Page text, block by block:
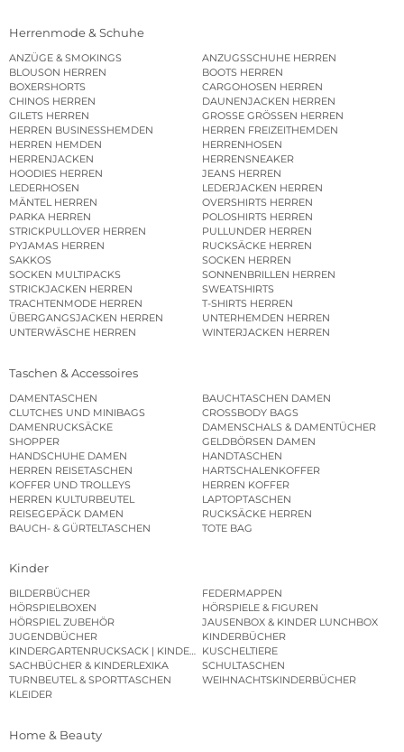
Herrenmode & Schuhe
ANZÜGE & SMOKINGS
ANZUGSSCHUHE HERREN
BLOUSON HERREN
BOOTS HERREN
BOXERSHORTS
CARGOHOSEN HERREN
CHINOS HERREN
DAUNENJACKEN HERREN
GILETS HERREN
GROSSE GRÖSSEN HERREN
HERREN BUSINESSHEMDEN
HERREN FREIZEITHEMDEN
HERREN HEMDEN
HERRENHOSEN
HERRENJACKEN
HERRENSNEAKER
HOODIES HERREN
JEANS HERREN
LEDERHOSEN
LEDERJACKEN HERREN
MÄNTEL HERREN
OVERSHIRTS HERREN
PARKA HERREN
POLOSHIRTS HERREN
STRICKPULLOVER HERREN
PULLUNDER HERREN
PYJAMAS HERREN
RUCKSÄCKE HERREN
SAKKOS
SOCKEN HERREN
SOCKEN MULTIPACKS
SONNENBRILLEN HERREN
STRICKJACKEN HERREN
SWEATSHIRTS
TRACHTENMODE HERREN
T-SHIRTS HERREN
ÜBERGANGSJACKEN HERREN
UNTERHEMDEN HERREN
UNTERWÄSCHE HERREN
WINTERJACKEN HERREN
Taschen & Accessoires
DAMENTASCHEN
BAUCHTASCHEN DAMEN
CLUTCHES UND MINIBAGS
CROSSBODY BAGS
DAMENRUCKSÄCKE
DAMENSCHALS & DAMENTÜCHER
SHOPPER
GELDBÖRSEN DAMEN
HANDSCHUHE DAMEN
HANDTASCHEN
HERREN REISETASCHEN
HARTSCHALENKOFFER
KOFFER UND TROLLEYS
HERREN KOFFER
HERREN KULTURBEUTEL
LAPTOPTASCHEN
REISEGEPÄCK DAMEN
RUCKSÄCKE HERREN
BAUCH- & GÜRTELTASCHEN
TOTE BAG
Kinder
BILDERBÜCHER
FEDERMAPPEN
HÖRSPIELBOXEN
HÖRSPIELE & FIGUREN
HÖRSPIEL ZUBEHÖR
JAUSENBOX & KINDER LUNCHBOX
JUGENDBÜCHER
KINDERBÜCHER
KINDERGARTENRUCKSACK | KINDERGARTENBEUTEL
KUSCHELTIERE
SACHBÜCHER & KINDERLEXIKA
SCHULTASCHEN
TURNBEUTEL & SPORTTASCHEN
WEIHNACHTSKINDERBÜCHER
KLEIDER
Home & Beauty